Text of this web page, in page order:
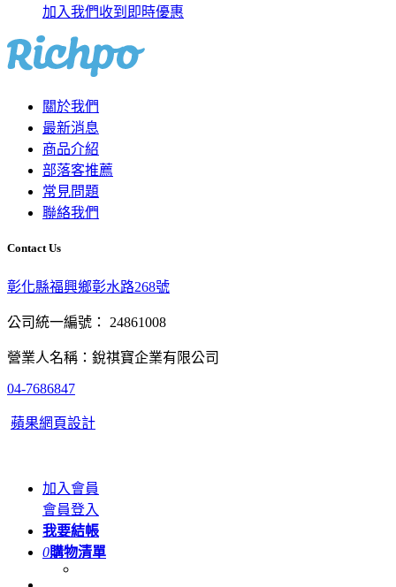
加入我們收到即時優惠
關於我們
最新消息
商品介紹
部落客推薦
常見問題
聯絡我們
Contact Us
彰化縣福興鄉彰水路268號
公司統一編號： 24861008
營業人名稱：銳祺寶企業有限公司
04-7686847
蘋果網頁設計
加入會員
會員登入
我要結帳
0購物清單